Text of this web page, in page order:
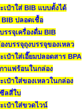
เป๋าใส่ BIB แบบตั้งได้
BIB ปลอดเชื้อ
รรจุเครื่องดื่ม BIB
งบรรจุถุงบรรจุของเหลว
เป๋าใส่เอี๊ยมปลอดสาร BPA
าแฟร้อนในกล่อง
เป๋าใส่ของเหลวในกล่อง
ลสี่ใบ
เป๋าใส่ขวดไวน์